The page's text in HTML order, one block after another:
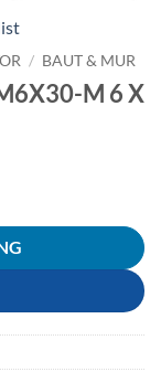
/ BAUT & MUR
M 6 X